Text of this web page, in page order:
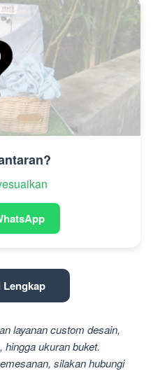
layanan custom desain,
hingga ukuran buket.
silakan hubungi